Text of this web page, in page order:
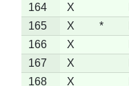
164
X
165
X *
166
X
167
X
168
X